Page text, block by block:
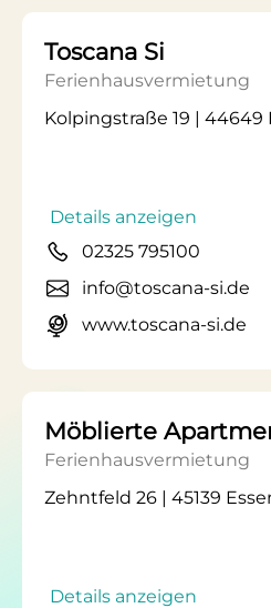
Toscana Si
Ferienhausvermietung
Kolpingstraße 19 | 44649
Details anzeigen
02325 795100
info@toscana-si.de
www.toscana-si.de
Möblierte
Ferienhausvermietung
Zehntfeld 26 | 45139
Details anzeigen